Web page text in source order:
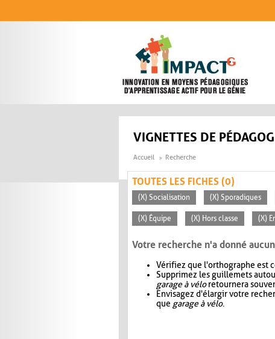
VIGNETTES DE
Accueil Recherche
TOUTES LES FICHES (0)
(X) Socialisation (X) Sporadiques
(X) Équipe (X) Hors classe (X)
Votre recherche n'a donné
Vérifiez que l'orthographe est
Supprimez les guillemets
garage à véloretournera
Envisagez d'élargir votre
que garage à vélo.